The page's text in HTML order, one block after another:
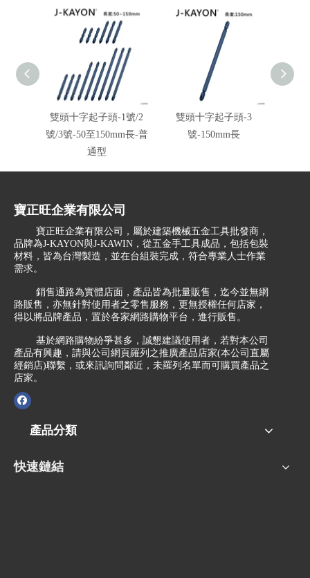
雙頭十字起子頭-1號/2
號/3號-50至150mm長-普
通型
雙頭十字起子頭-3
號-150mm長
寶正旺企業有限公司
寶正旺企業有限公司，屬於建築機械五金工具批發商，
品牌為J-KAYON與J-KAWIN，從五金手工具成品，包括包裝
材料，皆為台灣製造，並在台組裝完成，符合專業人士作業
需求。
銷售通路為實體店面，產品皆為批量販售，迄今並無網
路販售，亦無針對使用者之零售服務，更無授權任何店家，
得以將品牌產品，置於各家網路購物平台，進行販售。
基於網路購物紛爭甚多，誠懇建議使用者，若對本公司
產品有興趣，請與公司網頁羅列之推廣產品店家(本公司直屬
經銷店)聯繫，或來訊詢問鄰近，未羅列名單而可購買產品之
店家。
產品分類
快速鏈結